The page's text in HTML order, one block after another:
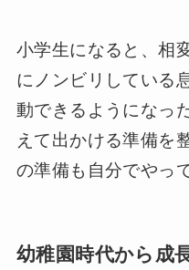
小学生になると、相
にノンビリしている
動できるようになっ
えて出かける準備を
の準備も自分でやっ
幼稚園時代から成